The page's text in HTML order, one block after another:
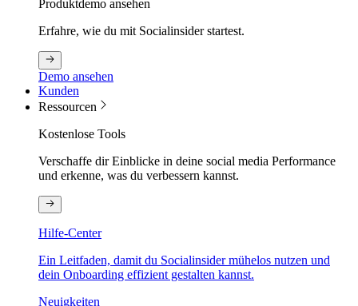
Produktdemo ansehen
Erfahre, wie du mit Socialinsider startest.
Demo ansehen
Kunden
Ressourcen
Kostenlose Tools
Verschaffe dir Einblicke in deine social media Performance
und erkenne, was du verbessern kannst.
Hilfe-Center
Ein Leitfaden, damit du Socialinsider mühelos nutzen und
dein Onboarding effizient gestalten kannst.
Neuigkeiten